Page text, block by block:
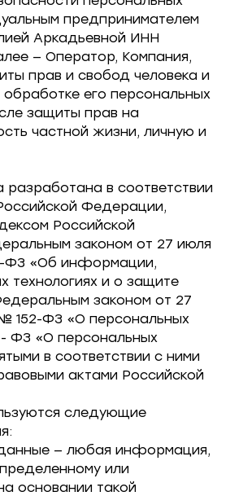
предпринимателем
Аркадьевной ИНН
— Оператор, Компания,
прав и свобод человека и
его персональных
защиты прав на
частной жизни, личную и
разработана в соответствии
Федерации,
Российской
законом от 27 июля
ФЗ «Об информации,
и о защите
законом от 27
152-ФЗ «О персональных
ФЗ «О персональных
в соответствии с ними
актами Российской
следующие
— любая информация,
или
основании такой